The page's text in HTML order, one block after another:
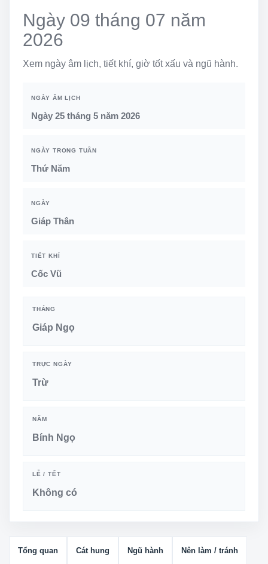
Ngày 09 tháng 07 năm
2026
Xem ngày âm lịch, tiết khí, giờ tốt xấu và ngũ hành.
NGÀY ÂM LỊCH
Ngày 25 tháng 5 năm 2026
NGÀY TRONG TUẦN
Thứ Năm
NGÀY
Giáp Thân
TIẾT KHÍ
Cốc Vũ
THÁNG
Giáp Ngọ
TRỰC NGÀY
Trừ
NĂM
Bính Ngọ
LỄ / TẾT
Không có
Tổng quan Cát hung Ngũ hành Nên làm / tránh